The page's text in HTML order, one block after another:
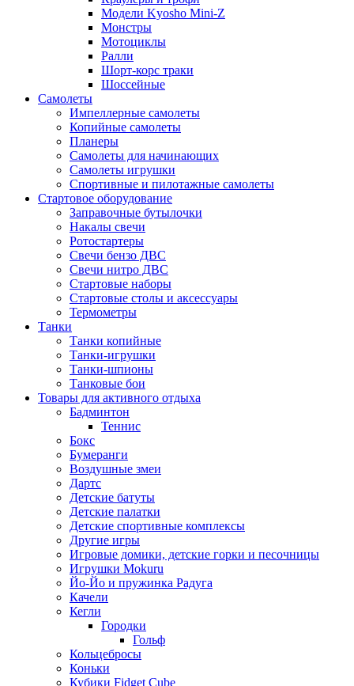
Модели Kyosho Mini-Z
Монстры
Мотоциклы
Ралли
Шорт-корс траки
Шоссейные
Самолеты
Импеллерные самолеты
Копийные самолеты
Планеры
Самолеты для начинающих
Самолеты игрушки
Спортивные и пилотажные самолеты
Стартовое оборудование
Заправочные бутылочки
Накалы свечи
Ротостартеры
Свечи бензо ДВС
Свечи нитро ДВС
Стартовые наборы
Стартовые столы и аксессуары
Термометры
Танки
Танки копийные
Танки-игрушки
Танки-шпионы
Танковые бои
Товары для активного отдыха
Бадминтон
Теннис
Бокс
Бумеранги
Воздушные змеи
Дартс
Детские батуты
Детские палатки
Детские спортивные комплексы
Другие игры
Игровые домики, детские горки и песочницы
Игрушки Mokuru
Йо-Йо и пружинка Радуга
Качели
Кегли
Городки
Гольф
Кольцебросы
Коньки
Кубики Fidget Cube